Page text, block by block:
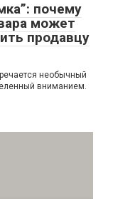
почему
может
продавцу
необычный
вниманием.